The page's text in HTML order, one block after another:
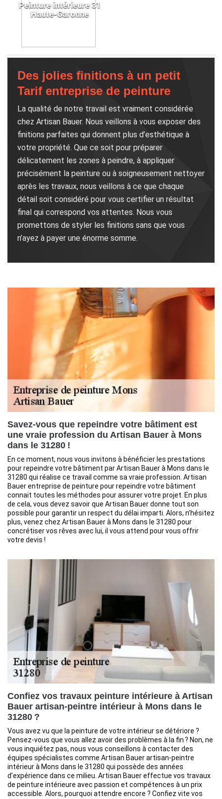
Peinture intérieure 31
Haute-Garonne
Des jolies finitions à un petit
Tarif entreprise de peinture
La qualité de notre travail est vraiment considérée
chez Artisan Bauer. Nous veillons à vous exposer des
finitions parfaites qui donnent plus d’esthétique à
votre propriété. Que ce soit pour préparer
délicatement les zones à peindre, à appliquer
précisément la peinture ou à soigneusement nettoyer
après les travaux, nous veillons à ce que chaque
détail soit considéré pour vous certifier un résultat
final qui correspond vos attentes. Nous vous
promettons de styler les finitions sans que vous
n’ayez à payer une énorme somme.
Savez-vous que repeindre votre bâtiment est
une vraie profession du Artisan Bauer à Mons
dans le 31280 !
En ce moment, nous vous invitons à bénéficier les prestations
pour repeindre votre bâtiment par Artisan Bauer à Mons dans le
31280 qui réalise ce travail comme sa vraie profession. Artisan
Bauer entreprise de peinture pour repeindre votre bâtiment
connait toutes les méthodes pour assurer votre projet. En plus
de cela, vous devez savoir que Artisan Bauer donne tout son
possible pour garantir un respect du délai imparti. Alors, n’hésitez
plus, venez chez Artisan Bauer à Mons dans le 31280 pour
concrétiser vos rêves avec lui, il vous attend pour vous offrir
votre devis !
Confiez vos travaux peinture intérieure à Artisan
Bauer artisan-peintre intérieur à Mons dans le
31280 ?
Vous avez vu que la peinture de votre intérieur se détériore ?
Pensez-vous que vous allez avoir des problèmes à la fin ? Non, ne
vous inquiétez pas, nous vous conseillons à contacter des
équipes spécialistes comme Artisan Bauer artisan-peintre
intérieur à Mons dans le 31280 qui possède des années
d’expérience dans ce milieu. Artisan Bauer effectue vos travaux
de peinture intérieure avec passion et compétences à un prix
accessible. Alors, pourquoi attendre encore ? Confiez vite vos